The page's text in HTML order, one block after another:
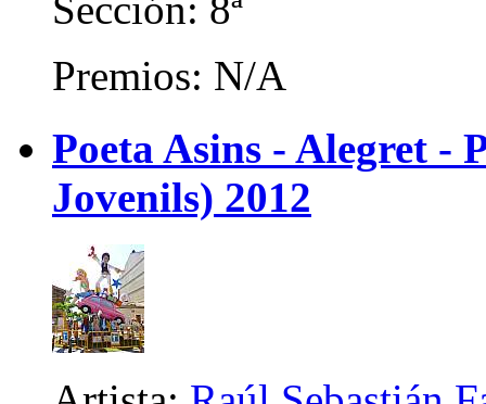
Sección: 8ª
Premios: N/A
Poeta Asins - Alegret -
Jovenils) 2012